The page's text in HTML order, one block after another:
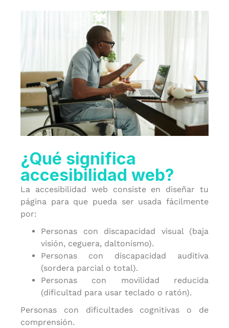
¿Qué significa
accesibilidad web?
La accesibilidad web consiste en diseñar tu
página para que pueda ser usada fácilmente
por:
Personas con discapacidad visual (baja
visión, ceguera, daltonismo).
Personas con discapacidad auditiva
(sordera parcial o total).
Personas con movilidad reducida
(dificultad para usar teclado o ratón).
Personas con dificultades cognitivas o de
comprensión.